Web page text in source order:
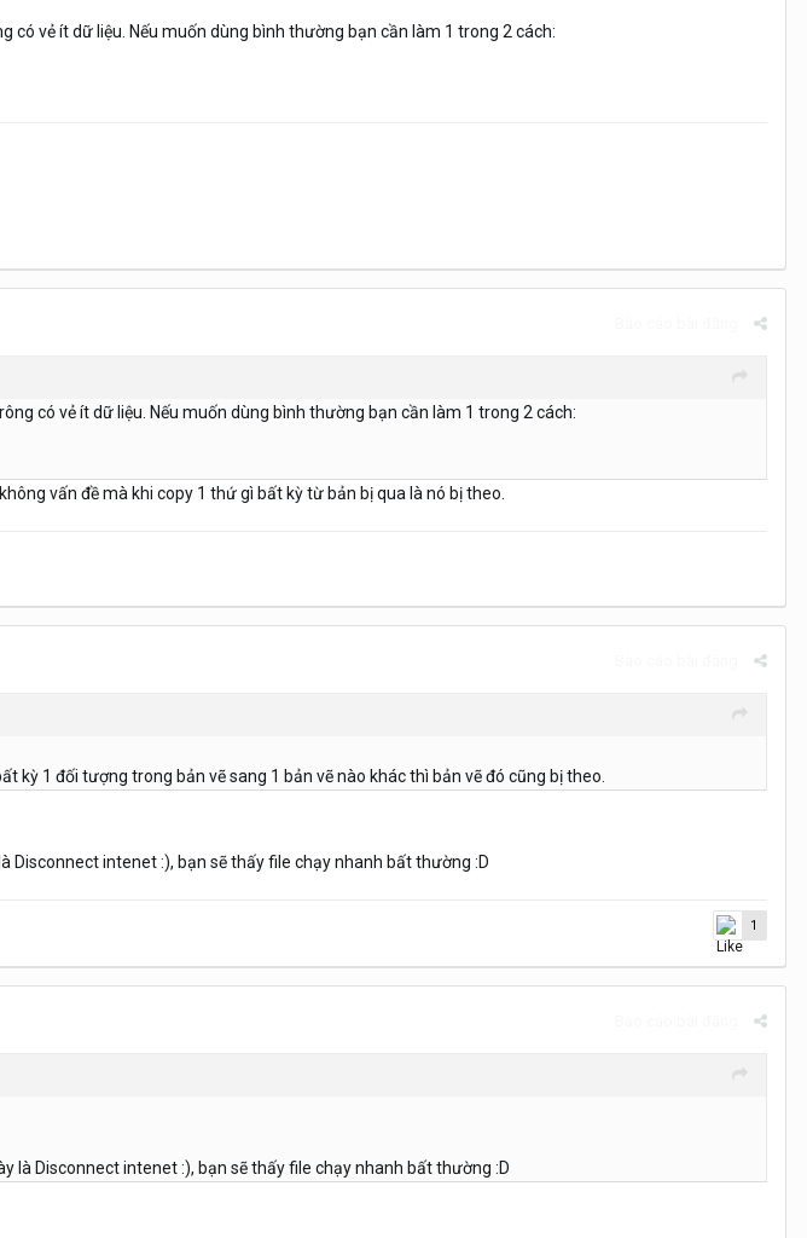
vẻ ít dữ liệu. Nếu muốn dùng bình thường bạn cần làm 1 trong 2 cách:
có vẻ ít dữ liệu. Nếu muốn dùng bình thường bạn cần làm 1 trong 2 cách:
vấn đề mà khi copy 1 thứ gì bất kỳ từ bản bị qua là nó bị theo.
kỳ 1 đối tượng trong bản vẽ sang 1 bản vẽ nào khác thì bản vẽ đó cũng bị theo.
Disconnect intenet :), bạn sẽ thấy file chạy nhanh bất thường :D
1
là Disconnect intenet :), bạn sẽ thấy file chạy nhanh bất thường :D